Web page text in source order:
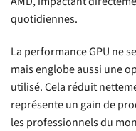
quotidiennes.
La performance GPU ne
mais englobe aussi une
utilisé. Cela réduit
représente un gain de
les professionnels du